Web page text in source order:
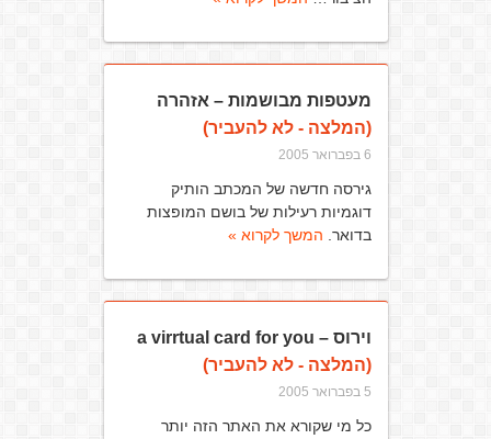
מעטפות מבושמות – אזהרה
(המלצה - לא להעביר)
6 בפברואר 2005
גירסה חדשה של המכתב הותיק
דוגמיות רעילות של בושם המופצות
בדואר. המשך לקרוא »
וירוס – a virrtual card for you
(המלצה - לא להעביר)
5 בפברואר 2005
כל מי שקורא את האתר הזה יותר